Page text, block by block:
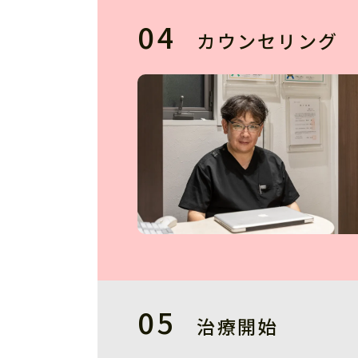
カウンセリング
治療開始